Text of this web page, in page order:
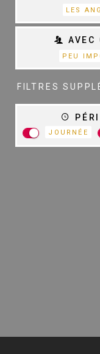
LES
AVEC
PEU
FILTRES
JOURNÉE
TOUTES LES